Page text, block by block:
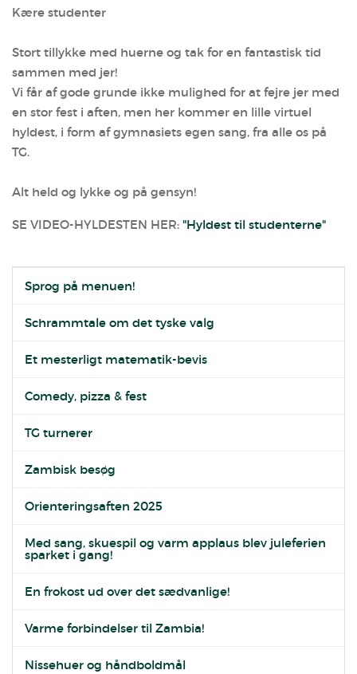
Kære studenter
Stort tillykke med huerne og tak for en fantastisk tid
sammen med jer!
Vi får af gode grunde ikke mulighed for at fejre jer med
en stor fest i aften, men her kommer en lille virtuel
hyldest, i form af gymnasiets egen sang, fra alle os på
TG.
Alt held og lykke og på gensyn!
SE VIDEO-HYLDESTEN HER: "Hyldest til studenterne"
Sprog på menuen!
Schrammtale om det tyske valg
Et mesterligt matematik-bevis
Comedy, pizza & fest
TG turnerer
Zambisk besøg
Orienteringsaften 2025
Med sang, skuespil og varm applaus blev juleferien
sparket i gang!
En frokost ud over det sædvanlige!
Varme forbindelser til Zambia!
Nissehuer og håndboldmål